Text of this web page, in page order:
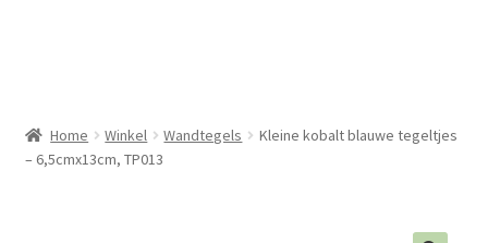
Mozaïekvellen
Home Winkel Wandtegels
Kleine kobalt blauwe tegeltjes
– 6,5cmx13cm, TP013